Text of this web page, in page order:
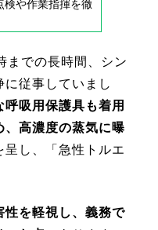
検や作業指揮を徹
までの長時間、シン
従事していまし
吸用保護具も着用
、高濃度の蒸気に曝
呈し、「急性トルエ
性を軽視し、義務で